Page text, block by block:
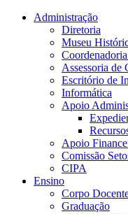
Conteúdo principal Menu
Administração
Diretoria
Museu
Assessoria de
Escritório de
Informática
Apoio
Apoio
Comissão
CIPA
Ensino
Corpo
Graduação